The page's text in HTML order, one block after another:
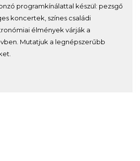
programkínálattal készül: pezsgő
koncertek, színes családi
élmények várják a
Mutatjuk a legnépszerűbb